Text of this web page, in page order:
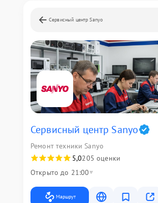
Сервисный центр Sanyo
Сервисный центр Sanyo
Ремонт техники Sanyo
5,0205 оценки
Открыто до 21:00
Маршрут